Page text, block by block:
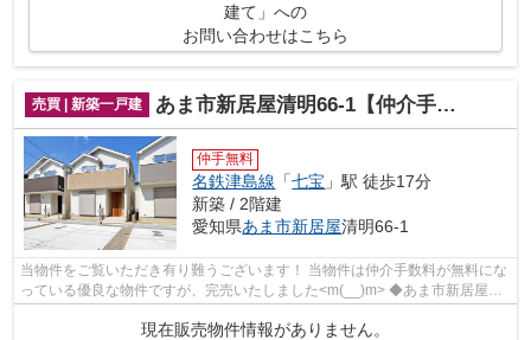
建て」への
お問い合わせはこちら
売買 | 新築一戸建 あま市新居屋清明66-1【仲介手数料無料】新築一戸建て
仲手無料
名鉄津島線 「七宝 」駅 徒歩17分
新築 / 2階建
愛知県あま市新居屋清明66-1
当物件をご覧いただき有り難うございます！ 当物件は仲介手数料が無料にな
っている優良な物件ですが、完売いたしました<m(__)m> ◆あま市新居屋清
現在販売物件情報がありません。